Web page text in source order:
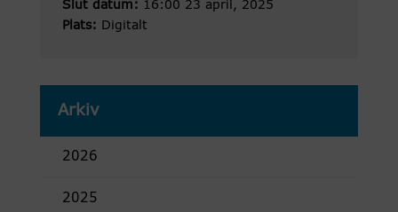
Slut datum: 16:00 23 april, 2025
Plats: Digitalt
Arkiv
2026
2025